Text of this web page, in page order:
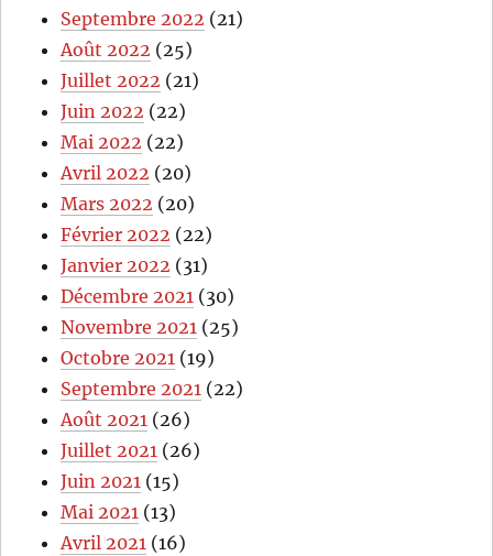
Septembre 2022 (21)
Août 2022 (25)
Juillet 2022 (21)
Juin 2022 (22)
Mai 2022 (22)
Avril 2022 (20)
Mars 2022 (20)
Février 2022 (22)
Janvier 2022 (31)
Décembre 2021 (30)
Novembre 2021 (25)
Octobre 2021 (19)
Septembre 2021 (22)
Août 2021 (26)
Juillet 2021 (26)
Juin 2021 (15)
Mai 2021 (13)
Avril 2021 (16)